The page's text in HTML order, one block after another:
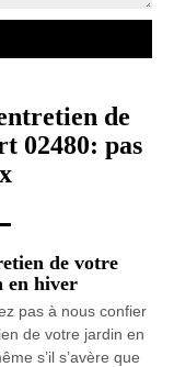
de
02480: pas
de votre
en hiver
pas à nous confier
de votre jardin en
s’il s’avère que